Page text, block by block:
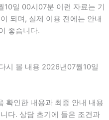
일 00시07분 이런 자료는 기
되며, 실제 이용 전에는 안내
좋습니다.
시 볼 내용 2026년07월10일
확인한 내용과 최종 안내 내용
다. 상담 초기에 들은 조건과